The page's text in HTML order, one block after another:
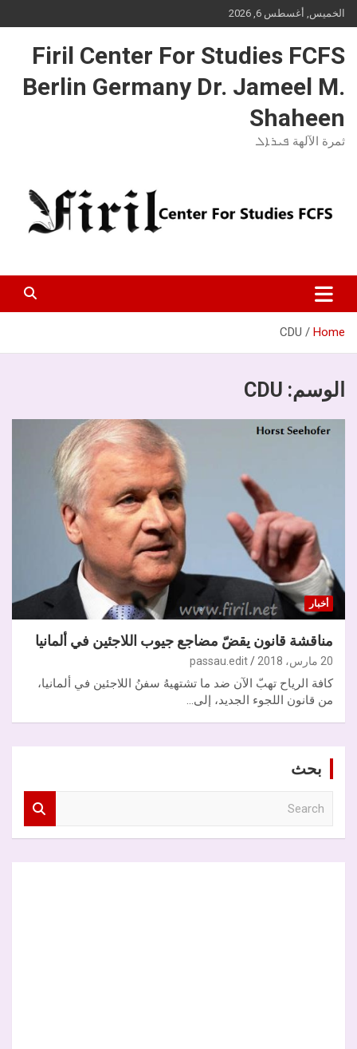
Skip
to
الخميس, أغسطس 6, 2026
Firil Center For Studies FCFS
Berlin Germany Dr. Jameel M.
Shaheen
ثمرة الآلهة ܦܝܪܐܠ
Home
CDU
الوسم: CDU
أخبار
مناقشة قانون يقضّ مضاجع جيوب اللاجئين في ألمانيا
20 مارس، 2018 passau.edit
كافة الرياح تهبّ الآن ضد ما تشتهيهُ سفنُ اللاجئين في ألمانيا،
من قانون اللجوء الجديد، إلى…
بحث